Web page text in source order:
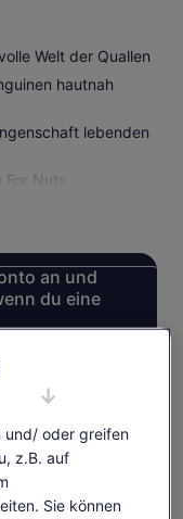
Welt der Quallen
hautnah
lebenden
Nuts
an und
du eine
oder greifen
z.B. auf
Sie können